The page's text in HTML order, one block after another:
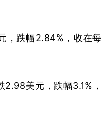
，跌幅2.84%，收在每
美元，跌幅3.1%，